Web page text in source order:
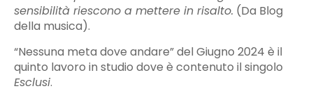
sensibilità riescono a mettere in risalto. (Da Blog
della musica).
“Nessuna meta dove andare” del Giugno 2024 è il
quinto lavoro in studio dove è contenuto il singolo
Esclusi.